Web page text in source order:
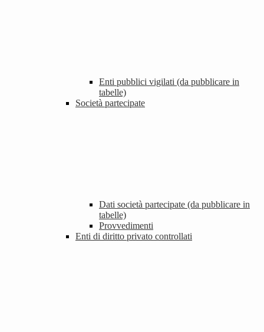
Enti pubblici vigilati (da pubblicare in
tabelle)
Società partecipate
Dati società partecipate (da pubblicare in
tabelle)
Provvedimenti
Enti di diritto privato controllati